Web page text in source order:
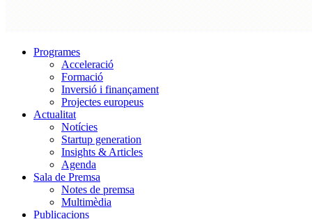
Programes
Acceleració
Formació
Inversió i finançament
Projectes europeus
Actualitat
Notícies
Startup generation
Insights & Articles
Agenda
Sala de Premsa
Notes de premsa
Multimèdia
Publicacions